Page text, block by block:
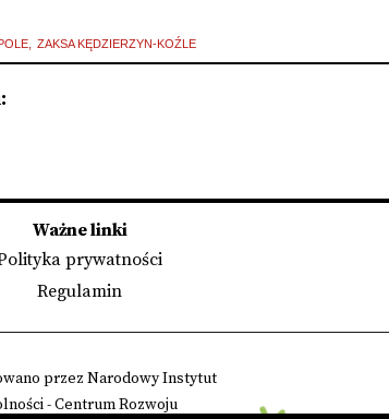
ZAKSA KĘDZIERZYN-KOŹLE
Ważne linki
prywatności
Regulamin
przez Narodowy Instytut
- Centrum Rozwoju